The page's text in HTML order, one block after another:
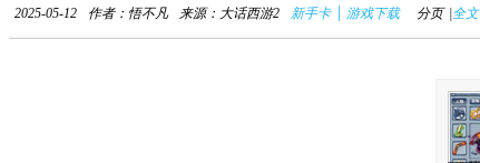
2025-05-12 作者：悟不凡 来源：大话西游2 新手卡 游戏下载 分页 全文